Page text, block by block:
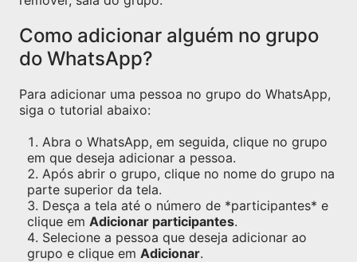
Como adicionar alguém no grupo
do WhatsApp?
Para adicionar uma pessoa no grupo do WhatsApp,
siga o tutorial abaixo:
Abra o WhatsApp, em seguida, clique no grupo
em que deseja adicionar a pessoa.
Após abrir o grupo, clique no nome do grupo na
parte superior da tela.
Desça a tela até o número de *participantes* e
clique em Adicionar participantes.
Selecione a pessoa que deseja adicionar ao
grupo e clique em Adicionar.